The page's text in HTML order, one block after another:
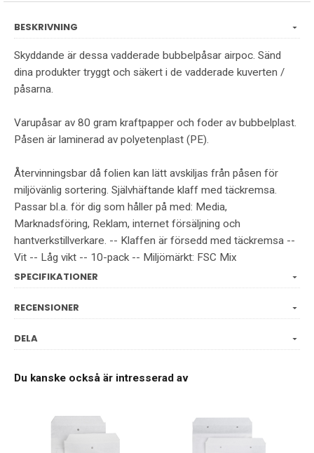
BESKRIVNING
Skyddande är dessa vadderade bubbelpåsar airpoc. Sänd
dina produkter tryggt och säkert i de vadderade kuverten /
påsarna.
Varupåsar av 80 gram kraftpapper och foder av bubbelplast.
Påsen är laminerad av polyetenplast (PE).
Återvinningsbar då folien kan lätt avskiljas från påsen för
miljövänlig sortering. Självhäftande klaff med täckremsa.
Passar bl.a. för dig som håller på med: Media,
Marknadsföring, Reklam, internet försäljning och
hantverkstillverkare. -- Klaffen är försedd med täckremsa --
Vit -- Låg vikt -- 10-pack -- Miljömärkt: FSC Mix
SPECIFIKATIONER
RECENSIONER
DELA
Du kanske också är intresserad av